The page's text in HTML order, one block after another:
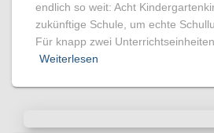
endlich so weit: Acht
zukünftige Schule, um echte
Für knapp zwei
Weiterlesen